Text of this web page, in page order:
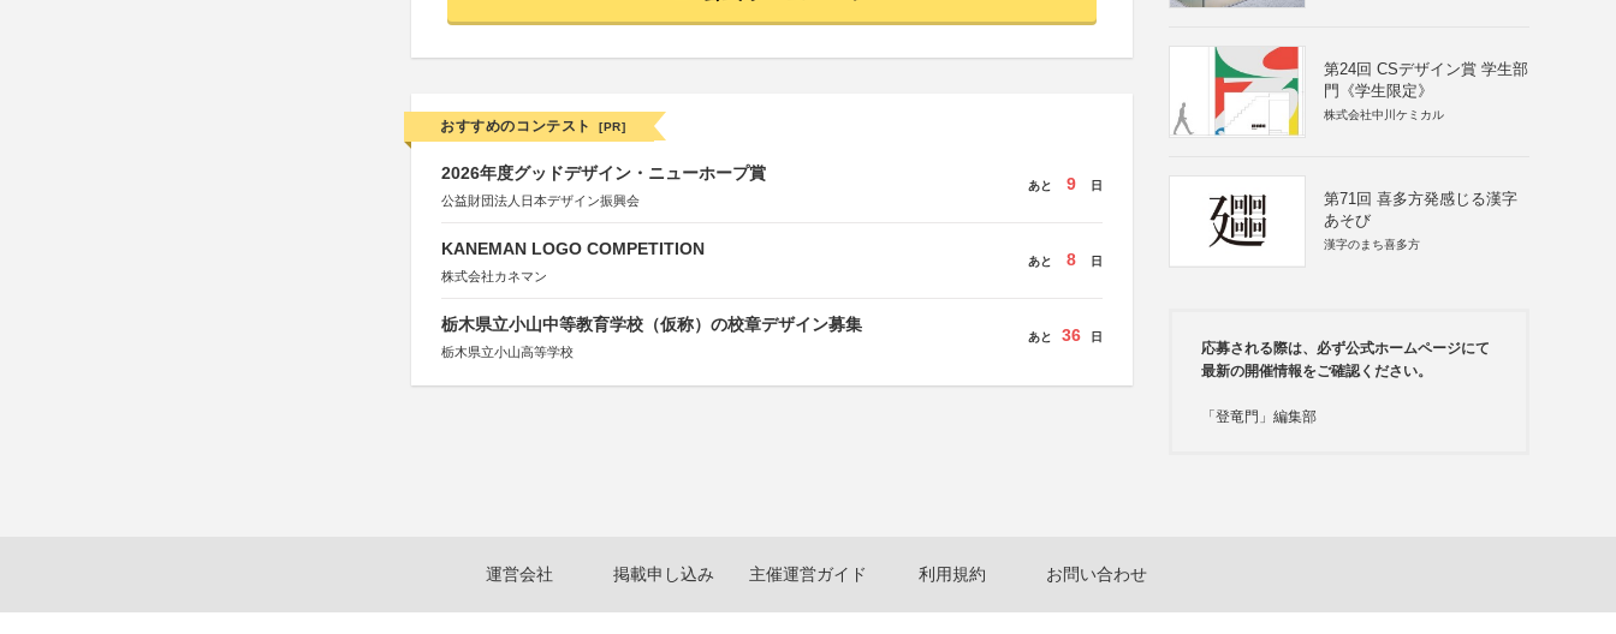
おすすめのコンテスト [PR]
2026年度グッドデザイン・ニューホープ賞
公益財団法人日本デザイン振興会
あと 9 日
KANEMAN LOGO COMPETITION
株式会社カネマン
あと 8 日
栃木県立小山中等教育学校（仮称）の校章デザイン募集
栃木県立小山高等学校
あと 36 日
第24回 CSデザイン賞 学生部
門《学生限定》
株式会社中川ケミカル
第71回 喜多方発感じる漢字
あそび
漢字のまち喜多方
応募される際は、必ず公式ホームページにて
最新の開催情報をご確認ください。
「登竜門」編集部
運営会社 掲載申し込み 主催運営ガイド 利用規約 お問い合わせ